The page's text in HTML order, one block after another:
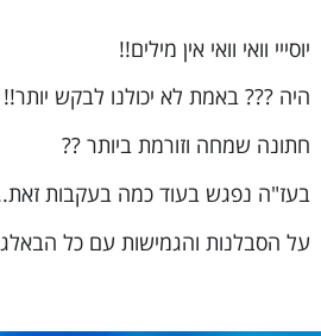
יוסייי וואי וואי אין מילים!!
היה ??? באמת לא יכולנו לבקש יותר!!
חתונה שמחה וזורמת ביותר ??
בעז"ה נפגש בעוד כמה בעקבות
על הסבלנות והגמישות עם כל